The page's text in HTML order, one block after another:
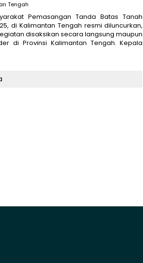
Tengah
Pemasangan Tanda Batas Tanah
di Kalimantan Tengah resmi diluncurkan,
disaksikan secara langsung maupun
di Provinsi Kalimantan Tengah. Kepala